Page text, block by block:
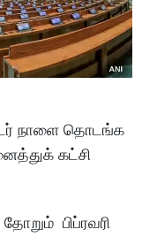
நாளை தொடங்க
கட்சி
பிப்ரவரி